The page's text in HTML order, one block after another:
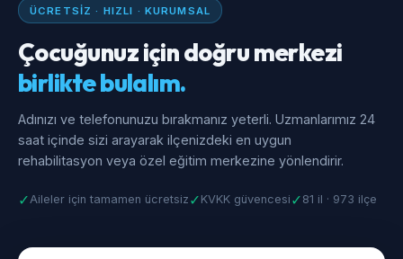
ÜCRETSIZ · HIZLI · KURUMSAL
Çocuğunuz için doğru merkezi
birlikte bulalım.
Adınızı ve telefonunuzu bırakmanız yeterli. Uzmanlarımız 24
saat içinde sizi arayarak ilçenizdeki en uygun
rehabilitasyon veya özel eğitim merkezine yönlendirir.
✓Aileler için tamamen ücretsiz ✓ KVKK güvencesi ✓ 81 il · 973 ilçe